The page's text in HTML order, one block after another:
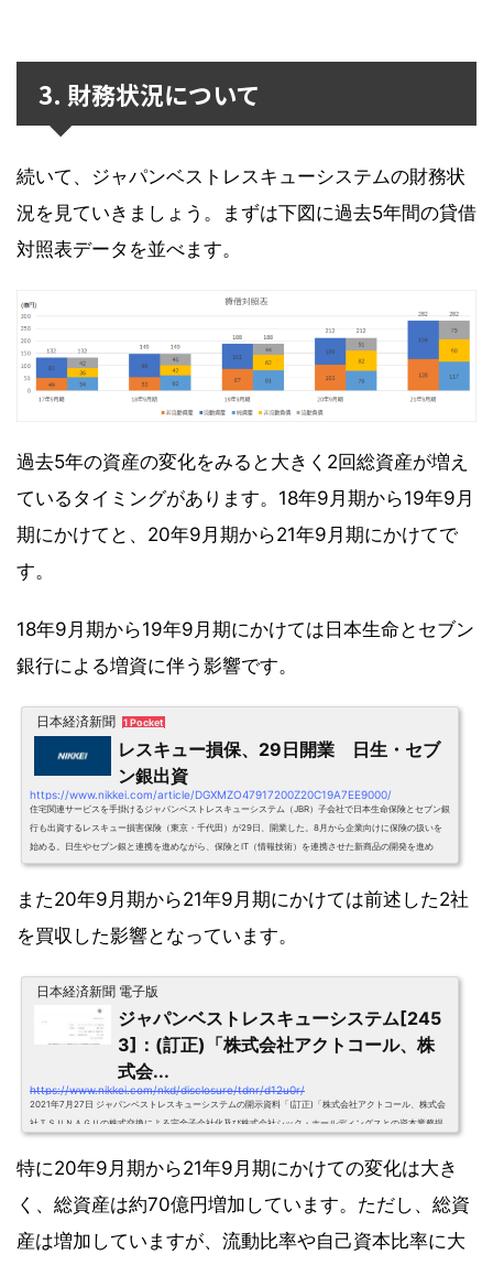
3. 財務状況について
続いて、ジャパンベストレスキューシステムの財務状
況を見ていきましょう。まずは下図に過去5年間の貸借
対照表データを並べます。
過去5年の資産の変化をみると大きく2回総資産が増え
ているタイミングがあります。18年9月期から19年9月
期にかけてと、20年9月期から21年9月期にかけてで
す。
18年9月期から19年9月期にかけては日本生命とセブン
銀行による増資に伴う影響です。
日本経済新聞 1 Pocket
レスキュー損保、29日開業 日生・セブ
ン銀出資
https://www.nikkei.com/article/DGXMZO47917200Z20C19A7EE9000/
住宅関連サービスを手掛けるジャパンベストレスキューシステム（JBR）子会社で日本生命保険とセブン銀
行も出資するレスキュー損害保険（東京・千代田）が29日、開業した。8月から企業向けに保険の扱いを
始める。日生やセブン銀と連携を進めながら、保険とIT（情報技術）を連携させた新商品の開発を進め
る。まずは企業向けに補償ニーズに対応した保険商品（約定履行費用保険）を売り出す。偶発的な出来事
また20年9月期から21年9月期にかけては前述した2社
を買収した影響となっています。
日本経済新聞 電子版
ジャパンベストレスキューシステム[245
3]：(訂正)「株式会社アクトコール、株
式会...
https://www.nikkei.com/nkd/disclosure/tdnr/d12u0r/
2021年7月27日 ジャパンベストレスキューシステムの開示資料「(訂正)「株式会社アクトコール、株式会
社ＴＳＵＮＡＧＵの株式交換による完全子会社化及び株式会社シック・ホールディングスとの資本業務提
特に20年9月期から21年9月期にかけての変化は大き
く、総資産は約70億円増加しています。ただし、総資
産は増加していますが、流動比率や自己資本比率に大